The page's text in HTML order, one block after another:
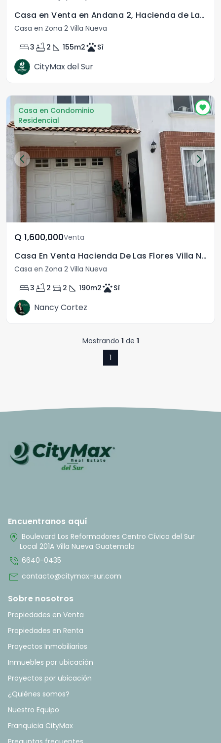
Casa en Venta en Andana 2, Hacienda de Las Flores
Casa en Zona 2 Villa Nueva
bed3 bathtub 2 square_foot 155m2petsSì
CityMax del Sur
Casa en Condominio
Residencial
Q	1,600,000Venta
Casa En Venta Hacienda De Las Flores Villa Nueva
Casa en Zona 2 Villa Nueva
bed3 bathtub 2 directions_car 2 square_foot 190m2petsSì
Nancy Cortez
Mostrando 1 de 1
1
Encuentranos aquí
home_pin Boulevard Los Reformadores Centro Cívico del Sur
Local 201A Villa Nueva Guatemala
phone_in_talk 6640-0435
mail contacto@citymax-sur.com
Sobre nosotros
Propiedades en Venta
Propiedades en Renta
Proyectos Inmobiliarios
Inmuebles por ubicación
Proyectos por ubicación
¿Quiénes somos?
Nuestro Equipo
Franquicia CityMax